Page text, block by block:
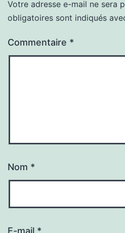
Votre adresse e-mail ne sera
obligatoires sont indiqués
Commentaire *
Nom *
E-mail *